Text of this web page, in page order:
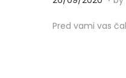
s
/
Pred vami vas